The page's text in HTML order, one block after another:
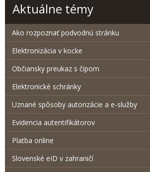
Aktuálne témy
Ako rozpoznať podvodnú stránku
Elektronizácia v kocke
Občiansky preukaz s čipom
Elektronické schránky
Uznané spôsoby autorizácie a e-služby
Evidencia autentifikátorov
Platba online
Slovenské eID v zahraničí